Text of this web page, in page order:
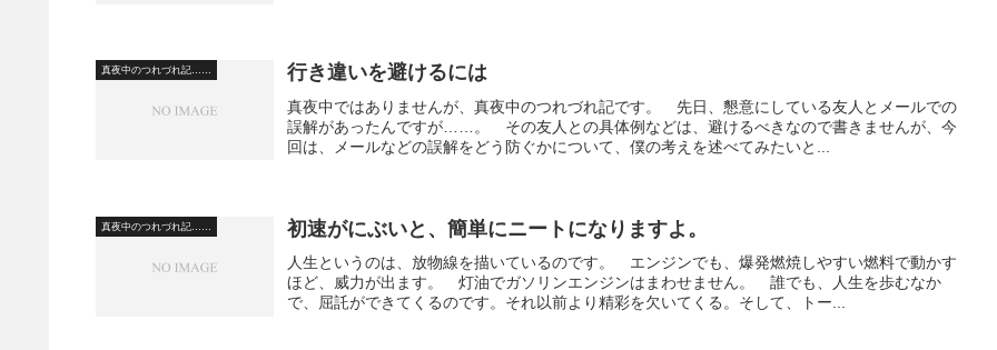
真夜中のつれづれ記…… 行き違いを避けるには
真夜中ではありませんが、真夜中のつれづれ記です。 先日、懇意にしている友人とメールでの
誤解があったんですが……。 その友人との具体例などは、避けるべきなので書きませんが、今
回は、メールなどの誤解をどう防ぐかについて、僕の考えを述べてみたいと...
真夜中のつれづれ記…… 初速がにぶいと、簡単にニートになりますよ。
人生というのは、放物線を描いているのです。 エンジンでも、爆発燃焼しやすい燃料で動かす
ほど、威力が出ます。 灯油でガソリンエンジンはまわせません。 誰でも、人生を歩むなか
で、屈託ができてくるのです。それ以前より精彩を欠いてくる。そして、トー...